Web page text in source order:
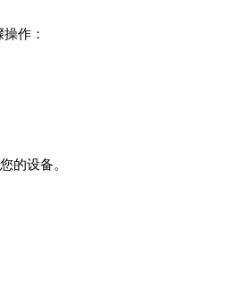
作：
的设备。